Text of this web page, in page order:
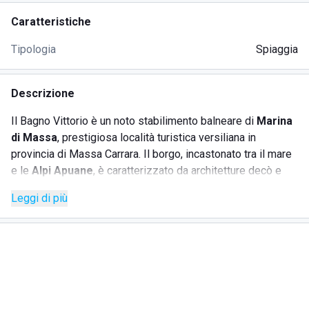
Caratteristiche
Tipologia Spiaggia
Descrizione
Il Bagno Vittorio è un noto stabilimento balneare di Marina
di Massa, prestigiosa località turistica versiliana in
provincia di Massa Carrara. Il borgo, incastonato tra il mare
e le Alpi Apuane, è caratterizzato da architetture decò e
Vittorio è la capacità di assicurare il giusto
distanziamentofra le diverse postazioni di lettini e
Leggi di più